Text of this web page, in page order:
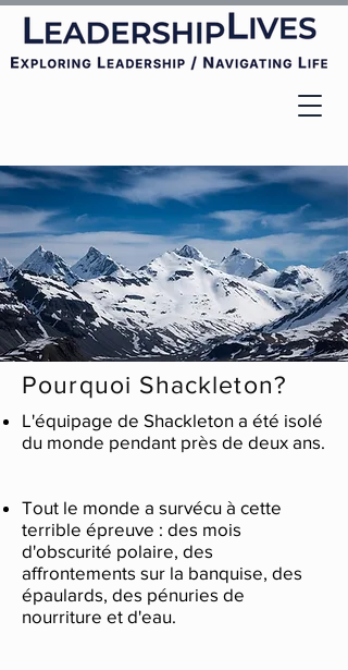
Pourquoi Shackleton?
L'équipage de Shackleton a été isolé
du monde pendant près de deux ans.
Tout le monde a survécu à cette
terrible épreuve : des mois
d'obscurité polaire, des
affrontements sur la banquise, des
épaulards, des pénuries de
nourriture et d'eau.